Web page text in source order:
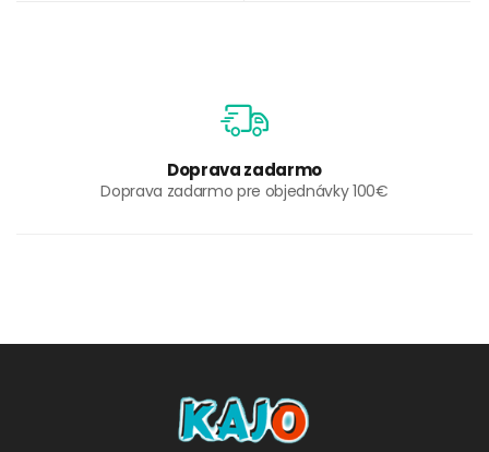
Doprava zadarmo
Doprava zadarmo pre objednávky 100€